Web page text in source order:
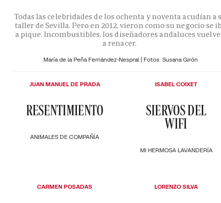
Todas las celebridades de los ochenta y noventa acudían a
taller de Sevilla. Pero en 2012, vieron como su negocio se
a pique. Incombustibles, los diseñadores andaluces
a renacer.
María de la Peña Fernández-Nespral | Fotos: Susana Girón
ANIMALES DE COMPAÑÍA
RESENTIMIENTO
JUAN MANUEL DE PRADA
MI HERMOSA LAVANDERÍA
SIERVOS DEL
WIFI
ISABEL COIXET
CARMEN POSADAS LORENZO SILVA